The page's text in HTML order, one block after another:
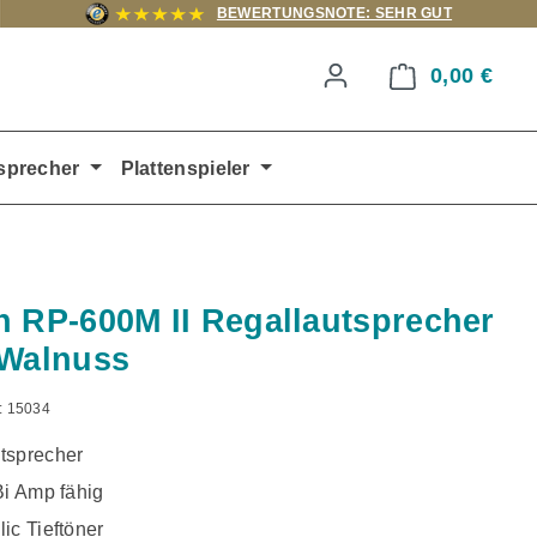
BEWERTUNGSNOTE: SEHR GUT
0,00 €
Plattenspieler
RP-600M II Regallautsprecher
15034
Amp fähig
Tieftöner